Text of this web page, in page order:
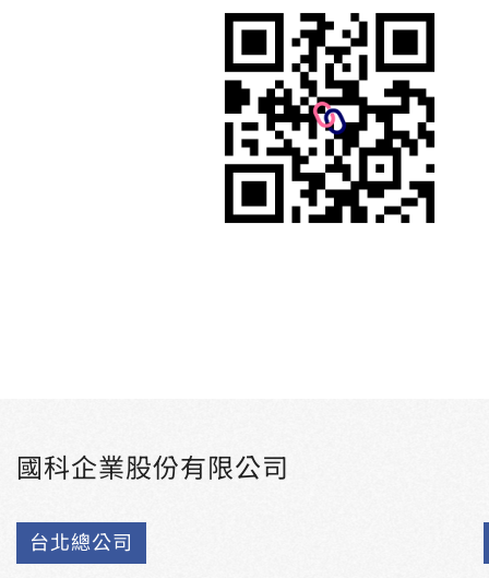
國科企業股份有限公司
台北總公司